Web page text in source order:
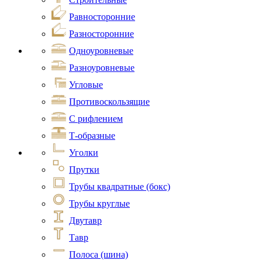
Равносторонние
Разносторонние
Одноуровневые
Разноуровневые
Угловые
Противоскользящие
С рифлением
Т-образные
Уголки
Прутки
Трубы квадратные (бокс)
Трубы круглые
Двутавр
Тавр
Полоса (шина)